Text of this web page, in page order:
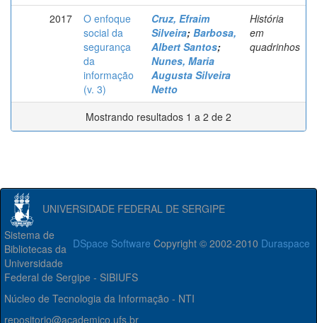
2017
O enfoque
social da
segurança
da
informação
(v. 3)
Cruz, Efraim
Silveira; Barbosa,
Albert Santos;
Nunes, Maria
Augusta Silveira
Netto
História
em
quadrinhos
Mostrando resultados 1 a 2 de 2
UNIVERSIDADE FEDERAL DE SERGIPE
DSpace Software Copyright © 2002-2010 Duraspace
Sistema de
Bibliotecas da
Universidade
Federal de Sergipe - SIBIUFS
Núcleo de Tecnologia da Informação - NTI
repositorio@academico.ufs.br